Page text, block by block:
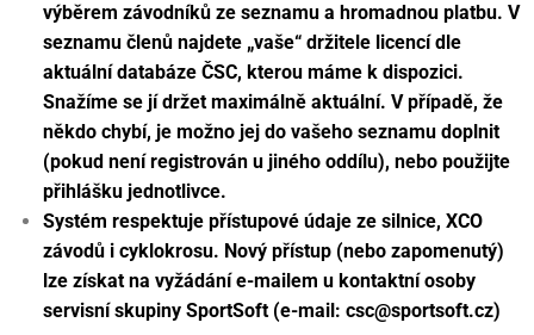
výběrem závodníků ze seznamu a hromadnou platbu. V
seznamu členů najdete „vaše“ držitele licencí dle
aktuální databáze ČSC, kterou máme k dispozici.
Snažíme se jí držet maximálně aktuální. V případě, že
někdo chybí, je možno jej do vašeho seznamu doplnit
(pokud není registrován u jiného oddílu), nebo použijte
přihlášku jednotlivce.
Systém respektuje přístupové údaje ze silnice, XCO
závodů i cyklokrosu. Nový přístup (nebo zapomenutý)
lze získat na vyžádání e-mailem u kontaktní osoby
servisní skupiny SportSoft (e-mail: csc@sportsoft.cz)